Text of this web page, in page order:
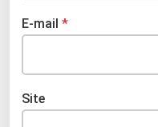
E-mail *
Site